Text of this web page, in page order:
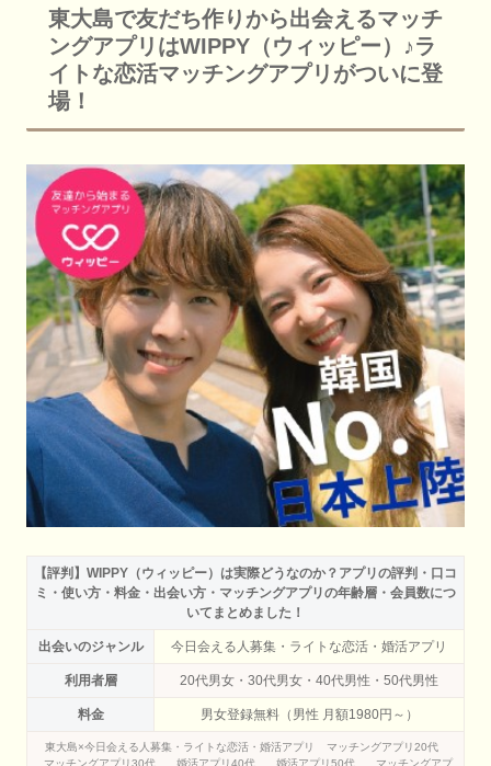
東大島で友だち作りから出会えるマッチ
ングアプリはWIPPY（ウィッピー）♪ラ
イトな恋活マッチングアプリがついに登
場！
【評判】WIPPY（ウィッピー）は実際どうなのか？アプリの評判・口コ
ミ・使い方・料金・出会い方・マッチングアプリの年齢層・会員数につ
いてまとめました！
出会いのジャンル 今日会える人募集・ライトな恋活・婚活アプリ
利用者層 20代男女・30代男女・40代男性・50代男性
料金 男女登録無料（男性 月額1980円～）
東大島×今日会える人募集・ライトな恋活・婚活アプリ
マッチングアプリ20代
マッチングアプリ30代
婚活アプリ40代 婚活アプリ50代 マッチングアプ